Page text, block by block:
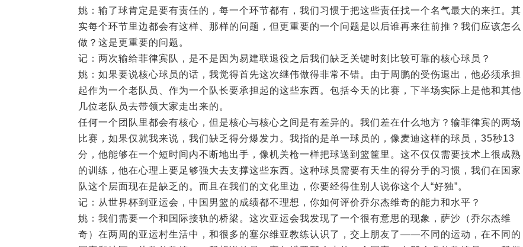
姚：输了球肯定是要有责任的，每一个环节都有，我们习惯于把这些责任找一个名气最大的来扛。其
实每个环节里边都会有这样、那样的问题，但更重要的一个问题是以后谁再来往前推？我们应该怎么
做？这是更重要的问题。
记：两次输给菲律宾队，是不是因为易建联退役之后我们缺乏关键时刻比较可靠的核心球员？
姚：如果要说核心球员的话，我觉得首先这次继伟做得非常不错。由于周鹏的受伤退出，他必须承担
起作为一个老队员、作为一个队长要承担起的这些东西。包括今天的比赛，下半场实际上是他和其他
几位老队员去带领大家走出来的。
任何一个团队里都会有核心，但是核心与核心之间是有差异的。我们差在什么地方？输菲律宾的两场
比赛，如果仅就我来说，我们缺乏得分爆发力。我指的是单一球员的，像麦迪这样的球员，35秒13
分，他能够在一个短时间内不断地出手，像机关枪一样把球送到篮筐里。这不仅仅需要技术上很成熟
的训练，他在心理上要足够强大去支撑这些东西。这种球员需要有天生的得分手的习惯，我们在国家
队这个层面现在是缺乏的。而且在我们的文化里边，你要经得住别人说你这个人“好独”。
记：从世界杯到亚运会，中国男篮的成绩都不理想，你如何评价乔尔杰维奇的能力和水平？
姚：我们需要一个和国际接轨的桥梁。这次亚运会我发现了一个很有意思的现象，萨沙（乔尔杰维
奇）在两周的亚运村生活中，和很多的塞尔维亚教练认识了，交上朋友了——不同的运动，在不同的